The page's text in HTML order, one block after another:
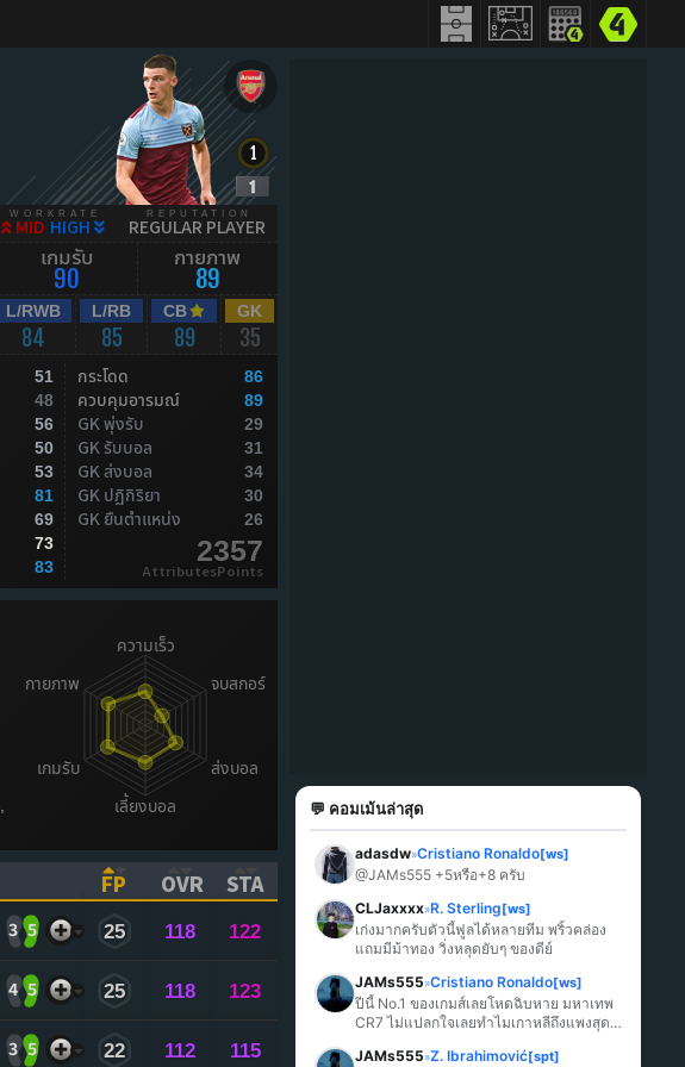
WORKRATE
MID HIGH
REPUTATION
REGULAR PLAYER
เกมรับ
90
กายภาพ
89
L/RWB
84
L/RB
85
CB
89
GK
35
51
48
56
50
53
81
69
73
83
กระโดด 86
ควบคุมอารมณ์ 89
GK พุ่งรับ 29
GK รับบอล 31
GK ส่งบอล 34
GK ปฏิกิริยา 30
GK ยืนตำแหน่ง 26
2357
AttributesPoints
FP
(CLICK TO SORT ASCENDING)
OVR
(CLICK TO SORT ASCENDING)
STA
(CLICK TO SORT ASCENDING)
3 5 25 118 122
4 5 25 118 123
3 5 22 112 115
💬 คอมเม้นล่าสุด
adasdw»Cristiano Ronaldo[ws]
@JAMs555 +5หรือ+8 ครับ
CLJaxxxx»R. Sterling[ws]
เก่งมากครับตัวนี้ฟูลได้หลายทีม พริ้วคล่อง
แถมมีม้าทอง วิ่งหลุดยับๆ ของดีย์
JAMs555»Cristiano Ronaldo[ws]
ปีนี้ No.1 ของเกมส์เลยโหดฉิบหาย มหาเทพ
CR7 ไม่แปลกใจเลยทำไมเกาหลีถึงแพงสุด
JAMs555»Z. Ibrahimović[spt]